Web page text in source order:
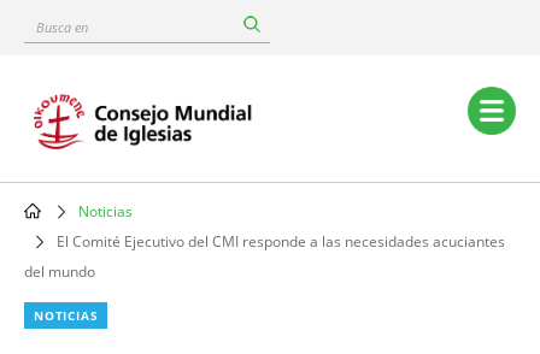
content
Busca
Main
navigation
Breadcrumb
Noticias
El Comité Ejecutivo del CMI responde a las necesidades acuciantes
del mundo
NOTICIAS